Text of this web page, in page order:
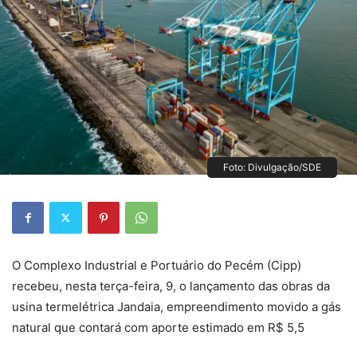
Foto: Divulgação/SDE
O Complexo Industrial e Portuário do Pecém (Cipp)
recebeu, nesta terça-feira, 9, o lançamento das obras da
usina termelétrica Jandaia, empreendimento movido a gás
natural que contará com aporte estimado em R$ 5,5